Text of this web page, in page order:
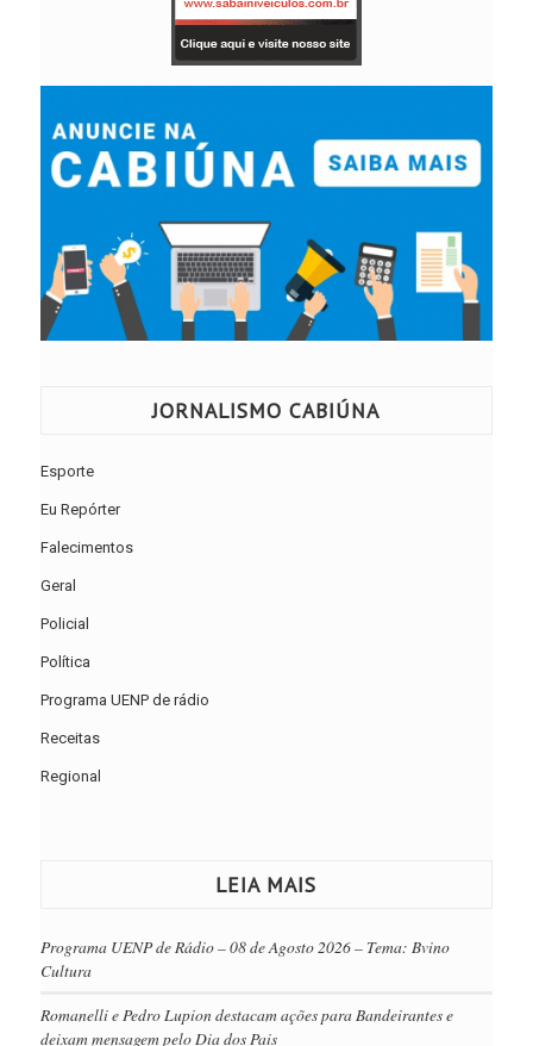
JORNALISMO CABIÚNA
Esporte
Eu Repórter
Falecimentos
Geral
Policial
Política
Programa UENP de rádio
Receitas
Regional
LEIA MAIS
Programa UENP de Rádio – 08 de Agosto 2026 – Tema: Bvino
Cultura
Romanelli e Pedro Lupion destacam ações para Bandeirantes e
deixam mensagem pelo Dia dos Pais